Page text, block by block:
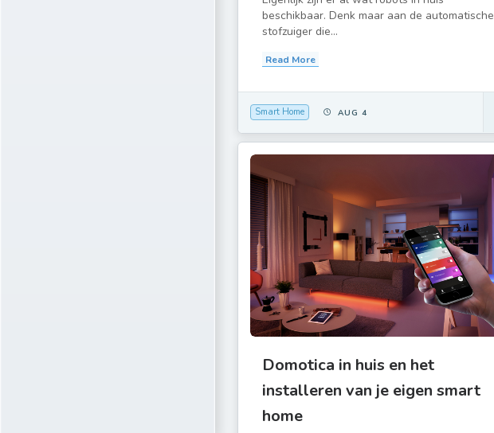
beschikbaar. Denk maar aan de automatische
stofzuiger die...
Read More
Smart Home AUG 4
Domotica in huis en het
installeren van je eigen smart
home